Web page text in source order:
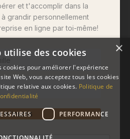
et t'accomplir dans la
grandir personnellement
en ligne par toi-même!
m'inscris
×
utilise des cookies
cookies pour améliorer l'expérience
Web, vous acceptez tous les cookies
relative aux cookies. Politique de
PERFORMANCE